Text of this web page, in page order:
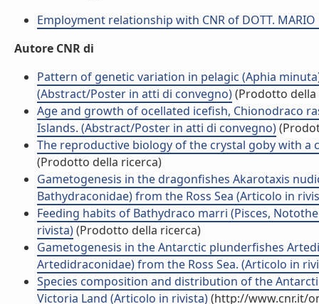
Employment relationship with CNR of DOTT. MARIO
Autore CNR di
Pattern of genetic variation in pelagic (Aphia
(Abstract/Poster in atti di convegno)(Prodotto della
Age and growth of ocellated icefish, Chionodraco
Islands. (Abstract/Poster in atti di convegno)
The reproductive biology of the crystal goby with
(Prodotto della ricerca)
Gametogenesis in the dragonfishes Akarotaxis
Bathydraconidae) from the Ross Sea (Articolo in
Feeding habits of Bathydraco marri (Pisces,
rivista)(Prodotto della ricerca)
Gametogenesis in the Antarctic plunderfishes
Artedidraconidae) from the Ross Sea. (Articolo in
Species composition and distribution of the
Victoria Land (Articolo in rivista)(http://www.cnr.it/